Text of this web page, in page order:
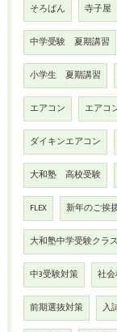
そろばん 寺子屋
中学受験 夏期講習
小学生 夏期講習
エアコン エアコ
ダイキンエアコン
大和塾 高校受験
FLEX 新年のご挨
大和塾中学受験クラス
中3受験対策 社
前期選抜対策 入